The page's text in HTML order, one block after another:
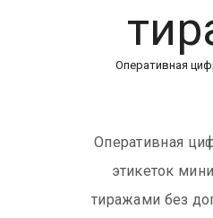
Оперативная
Оперативная
этикеток
тиражами без